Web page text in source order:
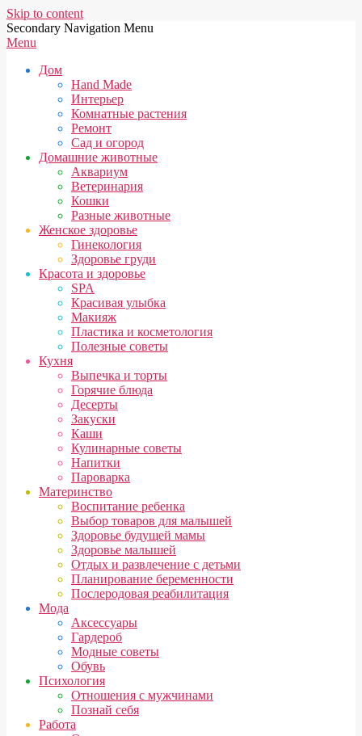
Skip to content
Secondary Navigation Menu
Menu
Дом
Hand Made
Интерьер
Комнатные растения
Ремонт
Сад и огород
Домашние животные
Аквариум
Ветеринария
Кошки
Разные животные
Женское здоровье
Гинекология
Здоровье груди
Красота и здоровье
SPA
Красивая улыбка
Макияж
Пластика и косметология
Полезные советы
Кухня
Выпечка и торты
Горячие блюда
Десерты
Закуски
Каши
Кулинарные советы
Напитки
Пароварка
Материнство
Воспитание ребенка
Выбор товаров для малышей
Здоровье будущей мамы
Здоровье малышей
Отдых и развлечение с детьми
Планирование беременности
Послеродовая реабилитация
Мода
Аксессуары
Гардероб
Модные советы
Обувь
Психология
Отношения с мужчинами
Познай себя
Работа